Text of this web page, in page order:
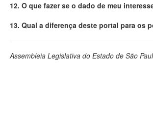
12. O que fazer se o dado de meu
13. Qual a diferença deste portal para os
Assembleia Legislativa do Estado de São